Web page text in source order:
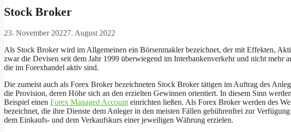
Stock Broker
23. November 20227. August 2022
Als Stock Broker wird im Allgemeinen ein Börsenmakler bezeichnet, der mit Effekten,
zwar die Devisen seit dem Jahr 1999 überwiegend im Interbankenverkehr und nicht mehr
die im Forexhandel aktiv sind.
Die zumeist auch als Forex Broker bezeichneten Stock Broker tätigen im Auftrag des
die Provision, deren Höhe sich an den erzielten Gewinnen orientiert. In diesem Sinn
Beispiel einen Forex Managed Account einrichten ließen. Als Forex Broker werden des
bezeichnet, die ihre Dienste dem Anleger in den meisten Fällen gebührenfrei zur
dem Einkaufs- und dem Verkaufskurs einer jeweiligen Währung erzielen.